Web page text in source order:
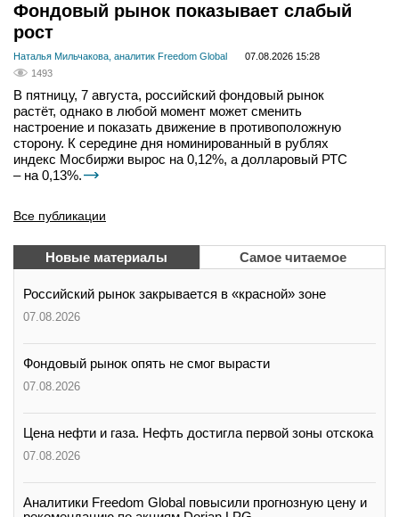
Фондовый рынок показывает слабый
рост
Наталья Мильчакова, аналитик Freedom Global
07.08.2026 15:28
1493
В пятницу, 7 августа, российский фондовый рынок
растёт, однако в любой момент может сменить
настроение и показать движение в противоположную
сторону. К середине дня номинированный в рублях
индекс Мосбиржи вырос на 0,12%, а долларовый РТС
– на 0,13%.
Все публикации
Новые материалы Самое читаемое
Российский рынок закрывается в «красной» зоне
07.08.2026
Фондовый рынок опять не смог вырасти
07.08.2026
Цена нефти и газа. Нефть достигла первой зоны отскока
07.08.2026
Аналитики Freedom Global повысили прогнозную цену и